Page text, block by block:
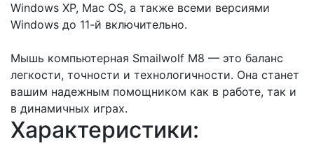
Windows XP, Mac OS, а также всеми версиями
Windows до 11-й включительно.
Мышь компьютерная Smailwolf M8 — это баланс
легкости, точности и технологичности. Она станет
вашим надежным помощником как в работе, так и
в динамичных играх.
Характеристики: